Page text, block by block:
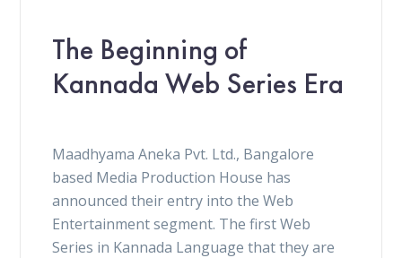
The Beginning of
Kannada Web Series Era
Maadhyama Aneka Pvt. Ltd., Bangalore
based Media Production House has
announced their entry into the Web
Entertainment segment. The first Web
Series in Kannada Language that they are